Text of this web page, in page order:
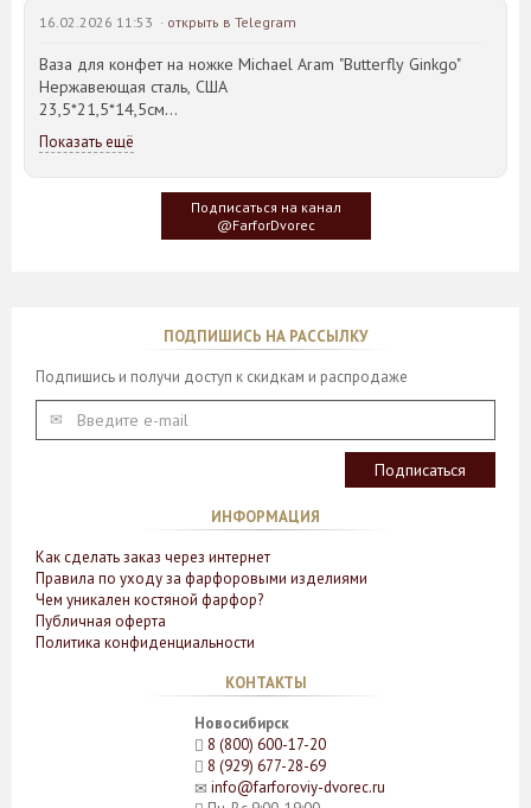
16.02.2026 11:53 · открыть в Telegram
Ваза для конфет на ножке Michael Aram "Butterfly Ginkgo"
Нержавеющая сталь, США
23,5*21,5*14,5см
Идея такого дизайна предметов сервировки стола пришла
создателю, когда он впервые увидел дерево Гинкго Билоба,
у которого растут двойные листья, напоминающие крылья
Показать ещё
Подписаться на канал
@FarforDvorec
ПОДПИШИСЬ НА РАССЫЛКУ
Подпишись и получи доступ к скидкам и распродаже
ИНФОРМАЦИЯ
Как сделать заказ через интернет
Правила по уходу за фарфоровыми изделиями
Чем уникален костяной фарфор?
Публичная оферта
Политика конфиденциальности
КОНТАКТЫ
Новосибирск
8 (800) 600-17-20
8 (929) 677-28-69
info@farforoviy-dvorec.ru